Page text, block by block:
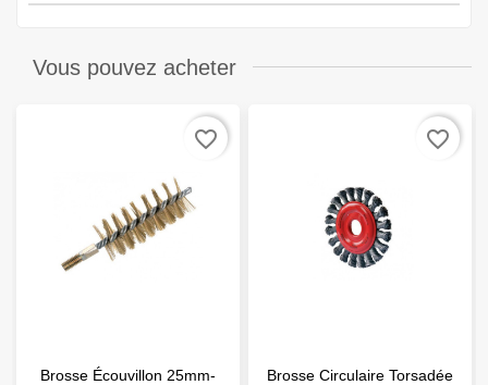
Vous pouvez acheter
Brosse Écouvillon 25mm-
favorite_border
Brosse Circulaire Torsadée
favorite_border